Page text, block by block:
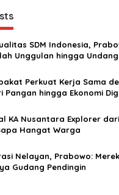
SDM Indonesia,
Unggulan hingga Undang
Perkuat Kerja Sama
Pangan hingga Ekonomi
KA Nusantara Explorer
Hangat Warga
Nelayan, Prabowo:
Gudang Pendingin